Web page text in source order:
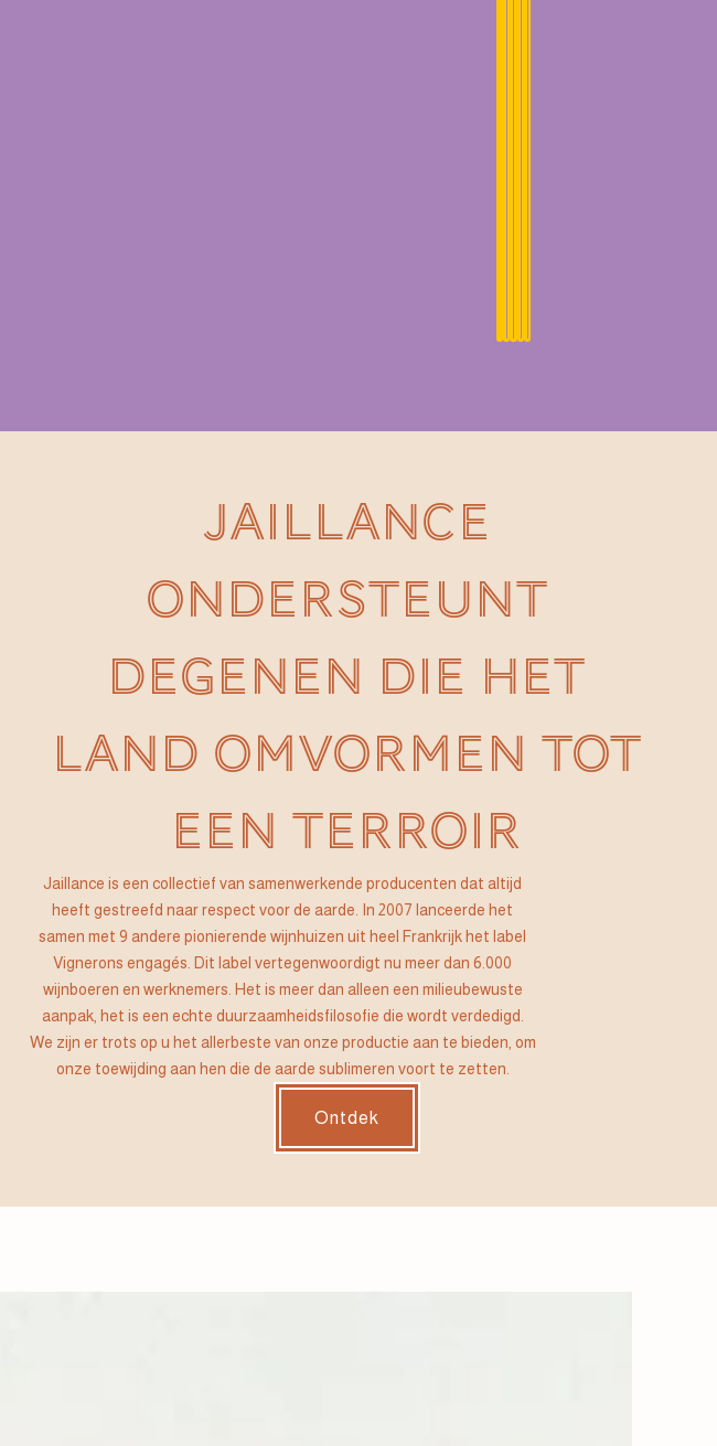
JAILLANCE
ONDERSTEUNT
DEGENEN DIE HET
LAND OMVORMEN TOT
EEN TERROIR
Jaillance is een collectief van samenwerkende producenten dat altijd
heeft gestreefd naar respect voor de aarde. In 2007 lanceerde het
samen met 9 andere pionierende wijnhuizen uit heel Frankrijk het label
Vignerons engagés. Dit label vertegenwoordigt nu meer dan 6.000
wijnboeren en werknemers. Het is meer dan alleen een milieubewuste
aanpak, het is een echte duurzaamheidsfilosofie die wordt verdedigd.
We zijn er trots op u het allerbeste van onze productie aan te bieden, om
onze toewijding aan hen die de aarde sublimeren voort te zetten.
Ontdek